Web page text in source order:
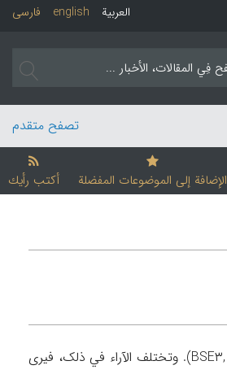
فارسی english العربیة
تصفح متقدم
الإضافة إلی الموضوعات المفضلة أکتب رأیك
کان عدد سکان أبخازیة في اوائل ۱۲۹۴/۱۸۷۷، ۷۸,۰۰۰ نسمة. وانخفض عددهم في أواخر هذه السنة إلی ۴۶,۰۰۰ نسمة (BSE۳, I/۴۲). وتختلف الآراء في ذلک، فیری